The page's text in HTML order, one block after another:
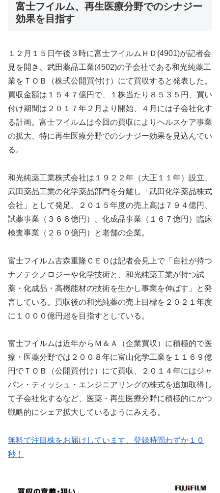
富士フイルム、再生医療分野でのシナジー
効果を目指す
１２月１５日午後３時に富士フイルムＨＤ(4901)が記者会
見を開き、武田薬品工業(4502)の子会社である和光純薬工
業をＴＯＢ（株式公開買付け）にて買収すると発表した。
買収金額は１５４７億円で、１株当たり８５３５円、買い
付け期間は２０１７年２月より開始、４月には子会社化す
る計画。富士フイルムは今回の買収によりヘルスケア事業
の拡大、特に再生医療分野でのシナジー効果を見込んでい
る。
和光純薬工業株式会社は１９２２年（大正１１年）設立、
武田薬品工業の化学薬品部門を分離し「武田化学薬品株式
会社」として発足。２０１５年度の売上高は７９４億円、
試薬事業（３６６億円）、化成品事業（１６７億円）臨床
検査事業（２６０億円）と老舗の企業。
富士フイルム古森重隆ＣＥＯは記者会見上で「自社が持つ
ナノテクノロジーや化学技術と、和光純薬工業が持つ試
薬・化成品・高機能材の技術を生かし事業を伸ばす」と発
言している。買収後の和光純薬の売上目標を２０２１年度
に１０００億円超を目指すとしている。
富士フイルムは近年からＭ＆Ａ（企業買収）に積極的で医
療・医薬分野では２００８年に富山化学工業を１１６９億
円でＴＯＢ（公開買付け）にて買収、２０１４年にはジャ
パン・ティッシュ・エンジニアリングの株式を追加取得し
て子会社化するなど、医薬・再生医療分野に積極的にかつ
戦略的にシェア拡大しているようにみえる。
無料で注目株をお届けしています、登録時間わずか１０
秒！